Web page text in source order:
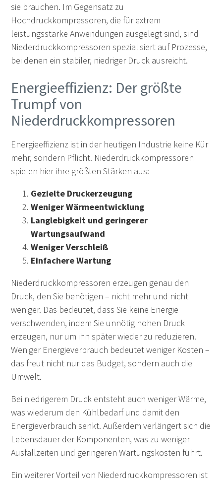
sie brauchen. Im Gegensatz zu
Hochdruckkompressoren, die für extrem
leistungsstarke Anwendungen ausgelegt sind, sind
Niederdruckkompressoren spezialisiert auf Prozesse,
bei denen ein stabiler, niedriger Druck ausreicht.
Energieeffizienz: Der größte
Trumpf von
Niederdruckkompressoren
Energieeffizienz ist in der heutigen Industrie keine Kür
mehr, sondern Pflicht. Niederdruckkompressoren
spielen hier ihre größten Stärken aus:
Gezielte Druckerzeugung
Weniger Wärmeentwicklung
Langlebigkeit und geringerer
Wartungsaufwand
Weniger Verschleiß
Einfachere Wartung
Niederdruckkompressoren erzeugen genau den
Druck, den Sie benötigen – nicht mehr und nicht
weniger. Das bedeutet, dass Sie keine Energie
verschwenden, indem Sie unnötig hohen Druck
erzeugen, nur um ihn später wieder zu reduzieren.
Weniger Energieverbrauch bedeutet weniger Kosten –
das freut nicht nur das Budget, sondern auch die
Umwelt.
Bei niedrigerem Druck entsteht auch weniger Wärme,
was wiederum den Kühlbedarf und damit den
Energieverbrauch senkt. Außerdem verlängert sich die
Lebensdauer der Komponenten, was zu weniger
Ausfallzeiten und geringeren Wartungskosten führt.
Ein weiterer Vorteil von Niederdruckkompressoren ist